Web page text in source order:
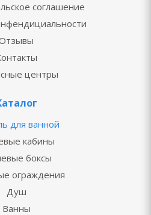
соглашение
центры
для ванной
кабины
боксы
ограждения
Душ
Ванны